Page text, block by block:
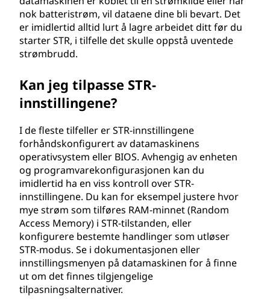
nok batteristrøm, vil dataene dine bli bevart. Det
er imidlertid alltid lurt å lagre arbeidet ditt før du
starter STR, i tilfelle det skulle oppstå uventede
strømbrudd.
Kan jeg tilpasse STR-
innstillingene?
I de fleste tilfeller er STR-innstillingene
forhåndskonfigurert av datamaskinens
operativsystem eller BIOS. Avhengig av enheten
og programvarekonfigurasjonen kan du
imidlertid ha en viss kontroll over STR-
innstillingene. Du kan for eksempel justere hvor
mye strøm som tilføres RAM-minnet (Random
Access Memory) i STR-tilstanden, eller
konfigurere bestemte handlinger som utløser
STR-modus. Se i dokumentasjonen eller
innstillingsmenyen på datamaskinen for å finne
ut om det finnes tilgjengelige
tilpasningsalternativer.